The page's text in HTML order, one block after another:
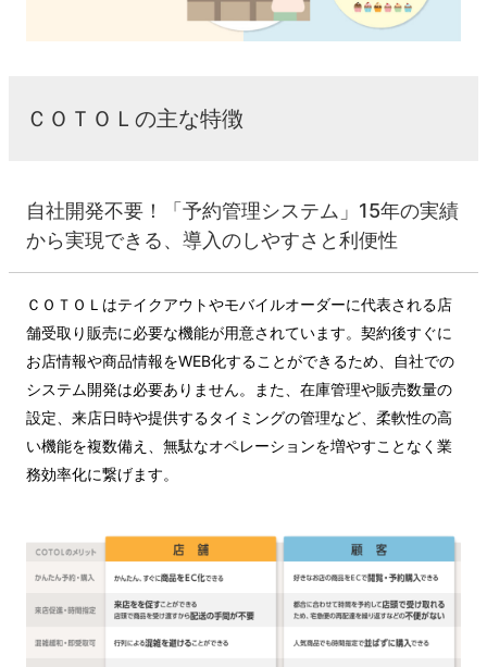
ＣＯＴＯＬの主な特徴
自社開発不要！「予約管理システム」15年の実績
から実現できる、導入のしやすさと利便性
ＣＯＴＯＬはテイクアウトやモバイルオーダーに代表される店
舗受取り販売に必要な機能が用意されています。契約後すぐに
お店情報や商品情報をWEB化することができるため、自社での
システム開発は必要ありません。また、在庫管理や販売数量の
設定、来店日時や提供するタイミングの管理など、柔軟性の高
い機能を複数備え、無駄なオペレーションを増やすことなく業
務効率化に繋げます。